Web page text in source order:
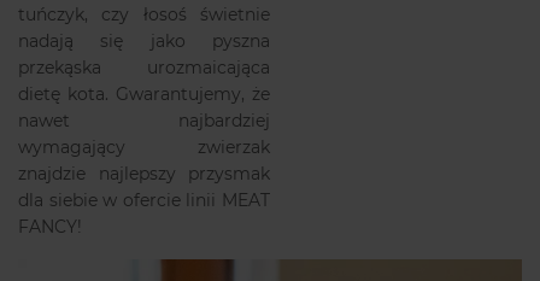
tuńczyk, czy łosoś świetnie
nadają się jako pyszna
przekąska urozmaicająca
dietę kota. Gwarantujemy, że
nawet najbardziej
wymagający zwierzak
znajdzie najlepszy przysmak
dla siebie w ofercie linii MEAT
FANCY!